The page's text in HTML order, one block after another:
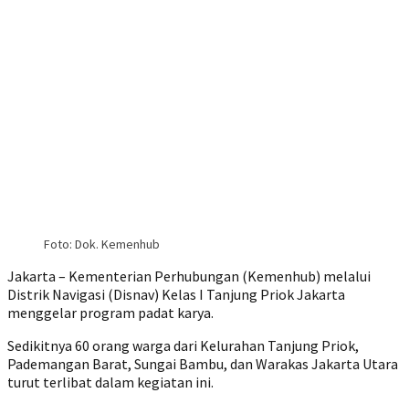
Foto: Dok. Kemenhub
Jakarta – Kementerian Perhubungan (Kemenhub) melalui
Distrik Navigasi (Disnav) Kelas I Tanjung Priok Jakarta
menggelar program padat karya.
Sedikitnya 60 orang warga dari Kelurahan Tanjung Priok,
Pademangan Barat, Sungai Bambu, dan Warakas Jakarta Utara
turut terlibat dalam kegiatan ini.